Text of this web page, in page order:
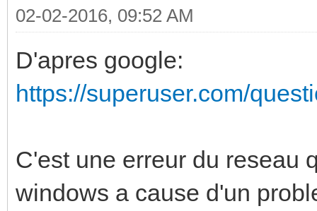
02-02-2016, 09:52 AM
D'apres google:
https://superuser.com/
C'est une erreur du reseau
windows a cause d'un